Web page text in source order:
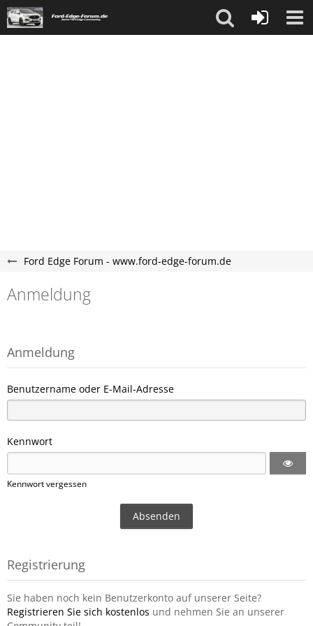
Ford Edge Forum - www.ford-edge-forum.de
Anmeldung
Anmeldung
Benutzername oder E-Mail-Adresse
Kennwort
Kennwort vergessen
Registrierung
Sie haben noch kein Benutzerkonto auf unserer Seite?
Registrieren Sie sich kostenlos und nehmen Sie an unserer